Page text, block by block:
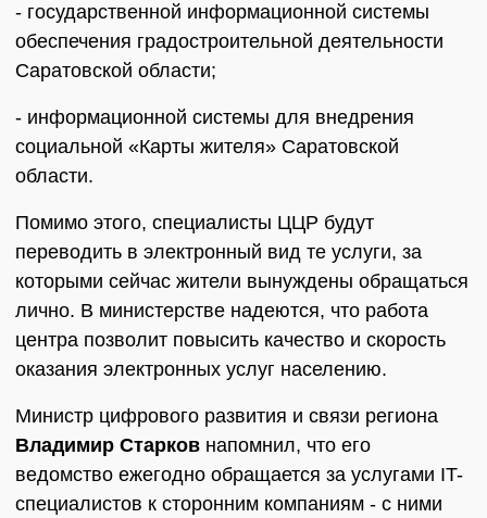
- государственной информационной системы
обеспечения градостроительной деятельности
Саратовской области;
- информационной системы для внедрения
социальной «Карты жителя» Саратовской
области.
Помимо этого, специалисты ЦЦР будут
переводить в электронный вид те услуги, за
которыми сейчас жители вынуждены обращаться
лично. В министерстве надеются, что работа
центра позволит повысить качество и скорость
оказания электронных услуг населению.
Министр цифрового развития и связи региона
Владимир Старков напомнил, что его
ведомство ежегодно обращается за услугами IT-
специалистов к сторонним компаниям - с ними